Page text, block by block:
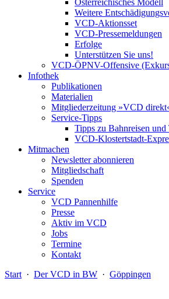
Österreichisches Modell
Weitere
VCD-Aktionsset
VCD-Pressemeldungen
Erfolge
Unterstützen Sie uns!
VCD-ÖPNV-Offensive
Infothek
Publikationen
Materialien
Mitgliederzeitung »VCD
Service-Tipps
Tipps zu Bahnreisen
VCD-Klostertstadt-
Mitmachen
Newsletter abonnieren
Mitgliedschaft
Spenden
Service
VCD Pannenhilfe
Presse
Aktiv im VCD
Jobs
Termine
Kontakt
Start · Der VCD in BW · Göppingen